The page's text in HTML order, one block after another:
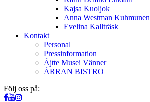
Kajsa Kuoljok
Anna Westman Kuhmunen
Evelina Kallträsk
Kontakt
Personal
Pressinformation
Ájtte Musei Vänner
ÁRRAN BISTRO
Följ oss på: